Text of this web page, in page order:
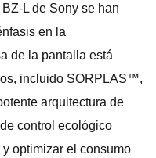
L de Sony se han
en la
de la pantalla está
incluido SORPLAS™,
arquitectura de
control ecológico
optimizar el consumo